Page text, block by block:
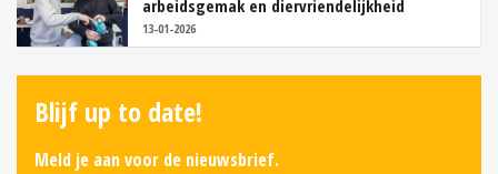
arbeidsgemak en diervriendelijkheid
13-01-2026
Blijf up to date!
Meld je aan voor de nieuwsbrief.